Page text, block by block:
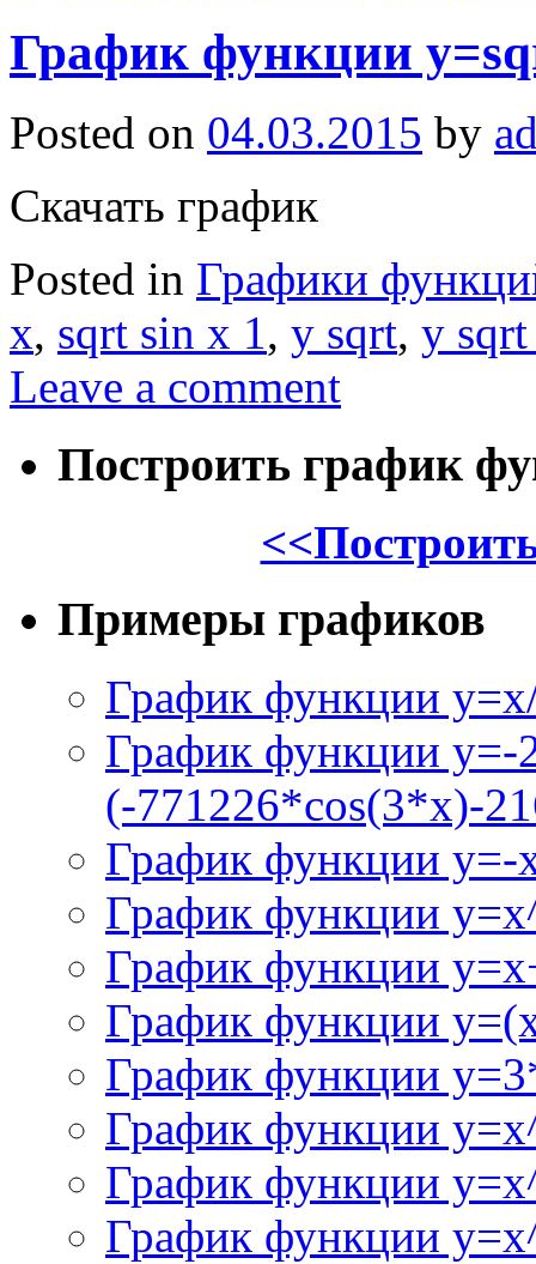
График функции
Posted on 04.03.2015 by
Скачать график
Posted in Графики
x, sqrt sin x 1, y sqrt, y
Leave a comment
Построить график
Примеры графиков
График функции
График функции y=-
(-771226*cos(3*x)-
График функции
График функции
График функции
График функции
График функции
График функции
График функции
График функции